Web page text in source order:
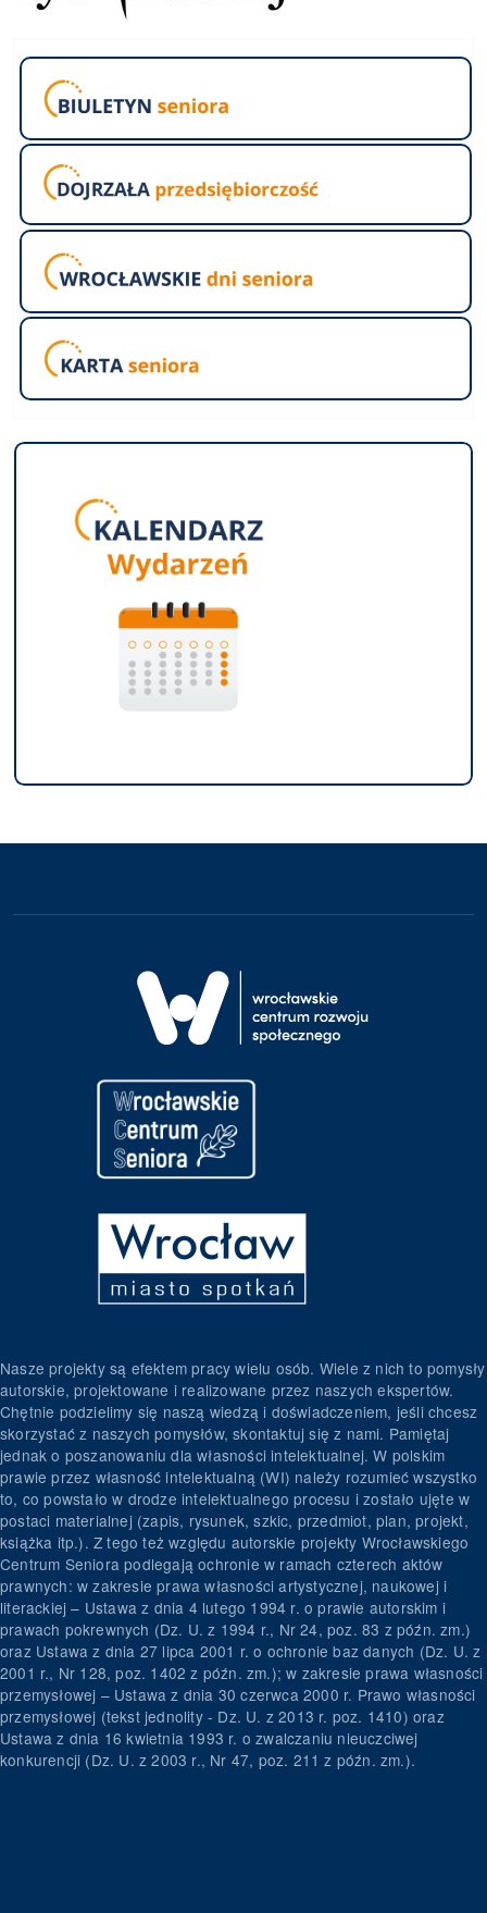
Nasze projekty są efektem pracy wielu osób. Wiele z nich to pomysły
autorskie, projektowane i realizowane przez naszych ekspertów.
Chętnie podzielimy się naszą wiedzą i doświadczeniem, jeśli chcesz
skorzystać z naszych pomysłów, skontaktuj się z nami. Pamiętaj
jednak o poszanowaniu dla własności intelektualnej. W polskim
prawie przez własność intelektualną (WI) należy rozumieć wszystko
to, co powstało w drodze intelektualnego procesu i zostało ujęte w
postaci materialnej (zapis, rysunek, szkic, przedmiot, plan, projekt,
książka itp.). Z tego też względu autorskie projekty Wrocławskiego
Centrum Seniora podlegają ochronie w ramach czterech aktów
prawnych: w zakresie prawa własności artystycznej, naukowej i
literackiej – Ustawa z dnia 4 lutego 1994 r. o prawie autorskim i
prawach pokrewnych (Dz. U. z 1994 r., Nr 24, poz. 83 z późn. zm.)
oraz Ustawa z dnia 27 lipca 2001 r. o ochronie baz danych (Dz. U. z
2001 r., Nr 128, poz. 1402 z późn. zm.); w zakresie prawa własności
przemysłowej – Ustawa z dnia 30 czerwca 2000 r. Prawo własności
przemysłowej (tekst jednolity - Dz. U. z 2013 r. poz. 1410) oraz
Ustawa z dnia 16 kwietnia 1993 r. o zwalczaniu nieuczciwej
konkurencji (Dz. U. z 2003 r., Nr 47, poz. 211 z późn. zm.).